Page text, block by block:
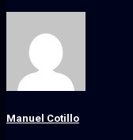
Manuel Cotillo